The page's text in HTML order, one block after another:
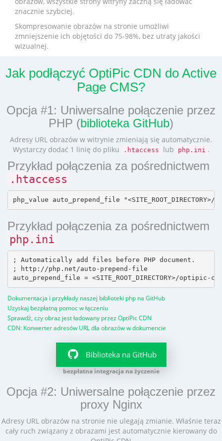
znacznie szybciej.
Skompresowanie obrazów na stronie umożliwi
zmniejszenie ich objętości do 75-98%, bez utraty jakości
wizualnej.
Jak podłączyć OptiPic CDN do Active
Page CMS?
Opcja #1: Uniwersalne połączenie przez
PHP (biblioteka GitHub)
Adresy URL obrazów w witrynie zmieniają się automatycznie.
Wystarczy dodać 1 linię do pliku
.htaccess lub php.ini .
Przykład połączenia za pośrednictwem
.htaccess
Przykład połączenia za pośrednictwem
php.ini
; Automatically add files before PHP document.
; http://php.net/auto-prepend-file
Dokumentacja i przykłady naszej biblioteki php na GitHub
Uzyskaj bezpłatną pomoc w łączeniu
Sprawdź, czy obraz jest ładowany przez OptiPic CDN
CDN: Konwerter adresów URL dla obrazów w dokumencie
Biblioteka na GitHub
bezpłatna integracja na życzenie
Opcja #2: Uniwersalne połączenie przez
proxy Nginx
Adresy URL obrazów na stronie nie ulegają zmianie. Właśnie teraz
cały ruch związany z obrazami jest automatycznie kierowany do